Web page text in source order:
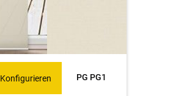
PG PG1
Konfigurieren